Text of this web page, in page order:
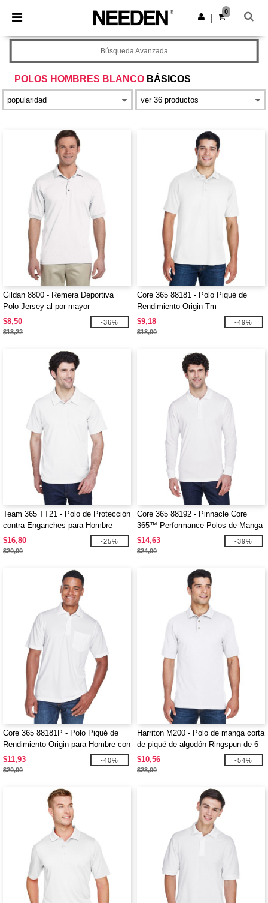
× App de Needen
¡Mejores precios en app!
Descargar app
0
POLOS HOMBRES BLANCO BÁSICOS
Búsqueda Avanzada
Gildan 8800 - Remera Deportiva
Polo Jersey al por mayor
$8,50
$13,22
-36%
Core 365 88181 - Polo Piqué de
Rendimiento Origin Tm
$9,18
$18,00
-49%
Team 365 TT21 - Polo de Protección
contra Enganches para Hombre
$16,80
$20,00
-25%
Core 365 88192 - Pinnacle Core
365™ Performance Polos de Manga
Larga Piqué
$14,63
$24,00
-39%
Core 365 88181P - Polo Piqué de
Rendimiento Origin para Hombre con
Bolsillo
$11,93
$20,00
-40%
Harriton M200 - Polo de manga corta
de piqué de algodón Ringspun de 6
oz.
$10,56
$23,00
-54%